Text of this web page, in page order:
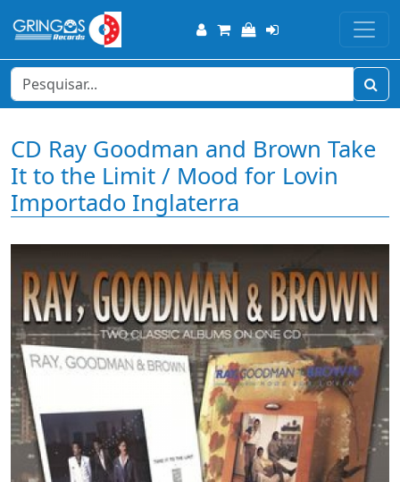
CD Ray Goodman and Brown Take
It to the Limit / Mood for Lovin
Importado Inglaterra